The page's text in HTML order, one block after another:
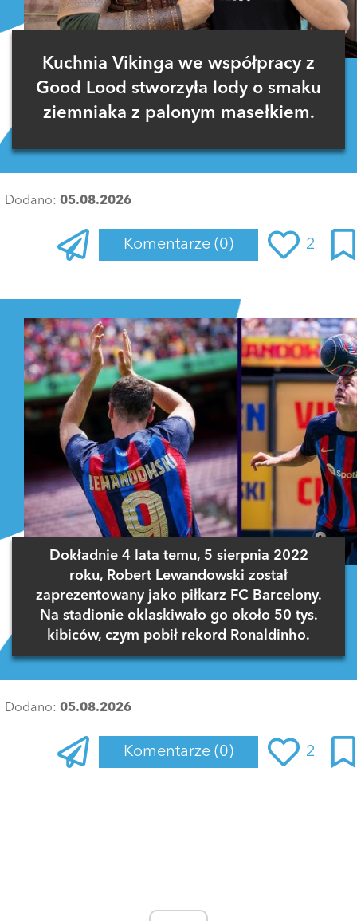
Kuchnia Vikinga we współpracy z
Good Lood stworzyła lody o smaku
ziemniaka z palonym masełkiem.
Dodano: 05.08.2026
Komentarze (0) 2
Dokładnie 4 lata temu, 5 sierpnia 2022
roku, Robert Lewandowski został
zaprezentowany jako piłkarz FC Barcelony.
Na stadionie oklaskiwało go około 50 tys.
kibiców, czym pobił rekord Ronaldinho.
Dodano: 05.08.2026
Komentarze (0) 2